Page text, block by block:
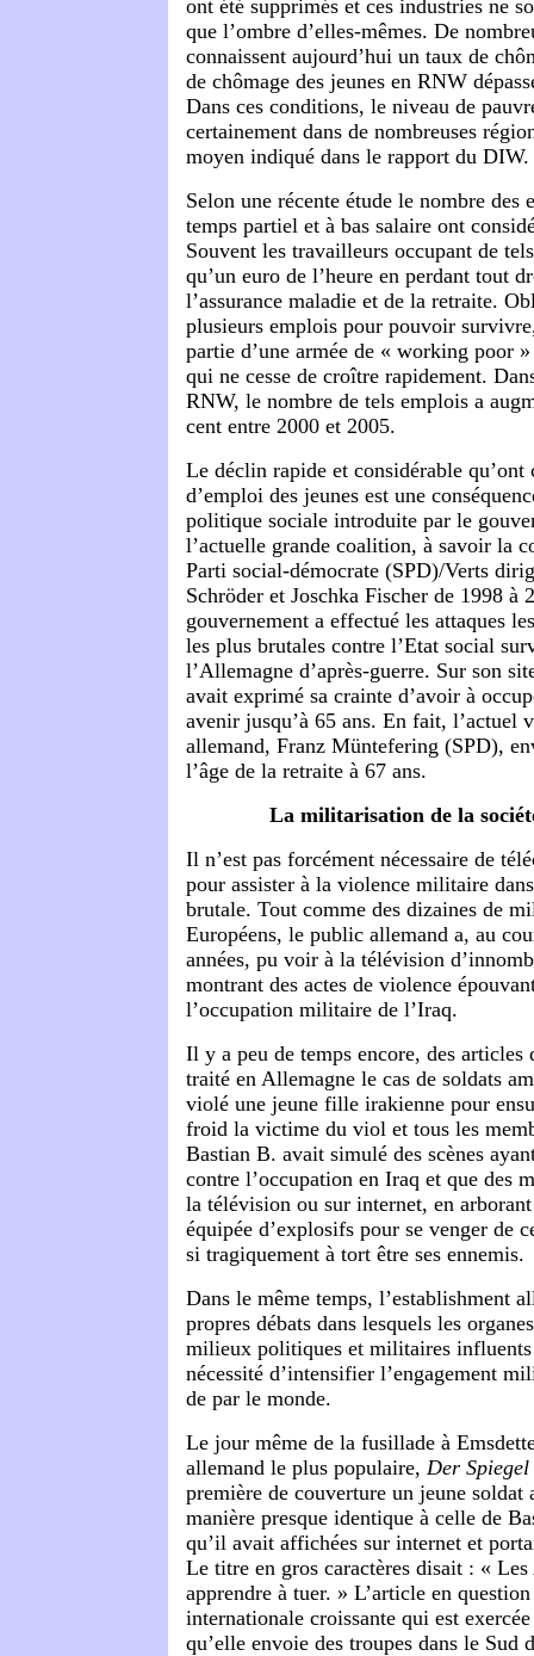
ont été supprimés et ces industries ne
que l’ombre d’elles-mêmes. De
connaissent aujourd’hui un taux de
de chômage des jeunes en RNW
Dans ces conditions, le niveau de
certainement dans de nombreuses
moyen indiqué dans le rapport du DIW.
Selon une récente étude le nombre des
temps partiel et à bas salaire ont
Souvent les travailleurs occupant de
qu’un euro de l’heure en perdant tout
l’assurance maladie et de la retraite.
plusieurs emplois pour pouvoir
partie d’une armée de « working poor
qui ne cesse de croître rapidement.
RNW, le nombre de tels emplois a
cent entre 2000 et 2005.
Le déclin rapide et considérable qu’ont
d’emploi des jeunes est une
politique sociale introduite par le
l’actuelle grande coalition, à savoir la
Parti social-démocrate (SPD)/Verts
Schröder et Joschka Fischer de 1998 à
gouvernement a effectué les attaques
les plus brutales contre l’Etat social
l’Allemagne d’après-guerre. Sur son
avait exprimé sa crainte d’avoir à
avenir jusqu’à 65 ans. En fait, l’actuel
allemand, Franz Müntefering (SPD),
l’âge de la retraite à 67 ans.
La militarisation de la
Il n’est pas forcément nécessaire de
pour assister à la violence militaire
brutale. Tout comme des dizaines de
Européens, le public allemand a, au
années, pu voir à la télévision
montrant des actes de violence
l’occupation militaire de l’Iraq.
Il y a peu de temps encore, des articles
traité en Allemagne le cas de soldats
violé une jeune fille irakienne pour
froid la victime du viol et tous les
Bastian B. avait simulé des scènes
contre l’occupation en Iraq et que des
la télévision ou sur internet, en
équipée d’explosifs pour se venger de
si tragiquement à tort être ses ennemis.
Dans le même temps, l’establishment
propres débats dans lesquels les
milieux politiques et militaires
nécessité d’intensifier l’engagement
de par le monde.
Le jour même de la fusillade à
allemand le plus populaire, Der Spiegel
première de couverture un jeune soldat
manière presque identique à celle de
qu’il avait affichées sur internet et
Le titre en gros caractères disait : «
apprendre à tuer. » L’article en
internationale croissante qui est
qu’elle envoie des troupes dans le Sud